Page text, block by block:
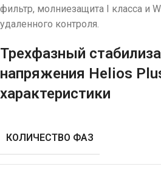
фильтр, молниезащита I класса и
удаленного контроля.
Трехфазный
напряжения Helios
характеристики
КОЛИЧЕСТВО ФАЗ